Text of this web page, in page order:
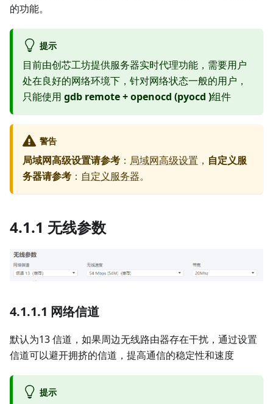
的功能。
提示
目前由创芯工坊提供服务器实时代理功能，需要用户
处在良好的网络环境下，针对网络状态一般的用户，
只能使用 gdb remote + openocd (pyocd )组件
警告
局域网高级设置请参考 ： 局域网高级设置 ， 自定义服
务器请参考 ： 自定义服务器。
4.1.1 无线参数
4.1.1.1 网络信道
默认为13 信道，如果周边无线路由器存在干扰，通过设置
信道可以避开拥挤的信道，提高通信的稳定性和速度
提示